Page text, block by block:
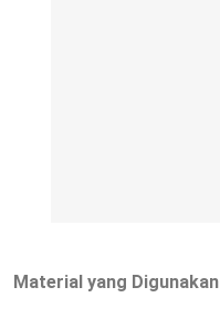
Material yang Digunakan